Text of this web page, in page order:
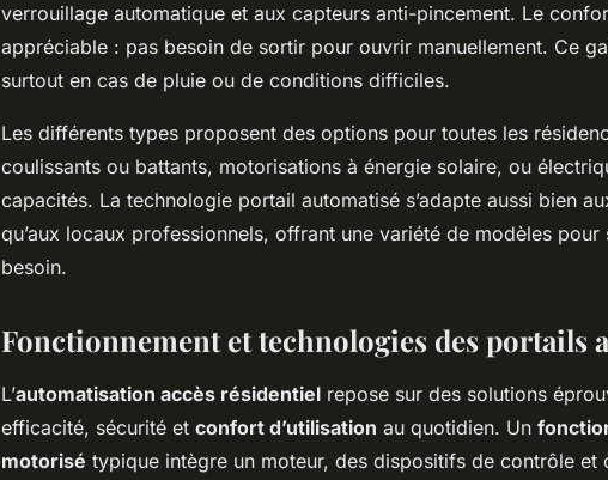
verrouillage automatique et aux capteurs anti-pincement. Le
appréciable : pas besoin de sortir pour ouvrir manuellement. Ce
surtout en cas de pluie ou de conditions difficiles.
Les différents types proposent des options pour toutes les
coulissants ou battants, motorisations à énergie solaire, ou
capacités. La technologie portail automatisé s’adapte aussi bien
qu’aux locaux professionnels, offrant une variété de modèles pour
besoin.
Fonctionnement et technologies des portails
L’automatisation accès résidentiel repose sur des solutions
efficacité, sécurité et confort d’utilisation au quotidien. Un
motorisé typique intègre un moteur, des dispositifs de contrôle et